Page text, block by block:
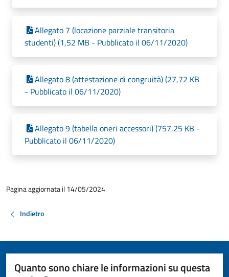
Allegato 7 (locazione parziale transitoria
studenti) (1,52 MB - Pubblicato il 06/11/2020)
Allegato 8 (attestazione di congruità) (27,72 KB
- Pubblicato il 06/11/2020)
Allegato 9 (tabella oneri accessori) (757,25 KB -
Pubblicato il 06/11/2020)
Pagina aggiornata il 14/05/2024
Indietro
Quanto sono chiare le informazioni su questa